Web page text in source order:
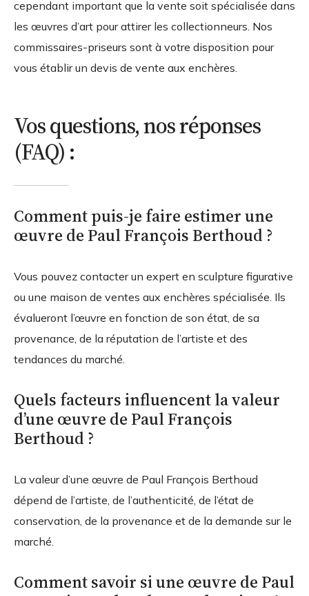
cependant important que la vente soit spécialisée dans
les œuvres d’art pour attirer les collectionneurs. Nos
commissaires-priseurs sont à votre disposition pour
vous établir un devis de vente aux enchères.
Vos questions, nos réponses
(FAQ) :
Comment puis-je faire estimer une
œuvre de Paul François Berthoud ?
Vous pouvez contacter un expert en sculpture figurative
ou une maison de ventes aux enchères spécialisée. Ils
évalueront l’œuvre en fonction de son état, de sa
provenance, de la réputation de l’artiste et des
tendances du marché.
Quels facteurs influencent la valeur
d’une œuvre de Paul François
Berthoud ?
La valeur d’une œuvre de Paul François Berthoud
dépend de l’artiste, de l’authenticité, de l’état de
conservation, de la provenance et de la demande sur le
marché.
Comment savoir si une œuvre de Paul